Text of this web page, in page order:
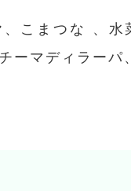
こまつな 、
ーマディラーパ